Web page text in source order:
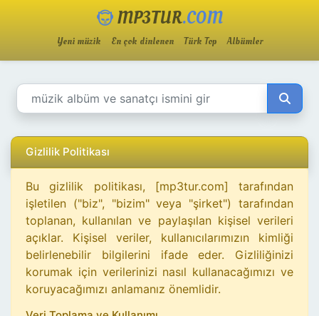
MP3TUR.COM
Yeni müzik En çok dinlenen Türk Top Albümler
Gizlilik Politikası
Bu gizlilik politikası, [mp3tur.com] tarafından
işletilen ("biz", "bizim" veya "şirket") tarafından
toplanan, kullanılan ve paylaşılan kişisel verileri
açıklar. Kişisel veriler, kullanıcılarımızın kimliği
belirlenebilir bilgilerini ifade eder. Gizliliğinizi
korumak için verilerinizi nasıl kullanacağımızı ve
koruyacağımızı anlamanız önemlidir.